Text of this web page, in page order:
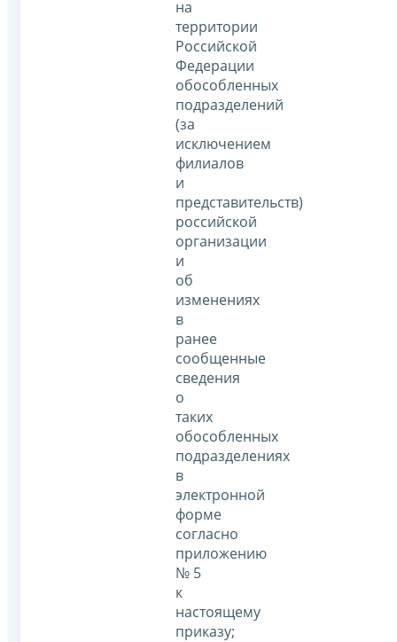
на
территории
Российской
Федерации
обособленных
подразделений
(за
исключением
филиалов
и
представительств)
российской
организации
и
об
изменениях
в
ранее
сообщенные
сведения
о
таких
обособленных
подразделениях
в
электронной
форме
согласно
приложению
№ 5
к
настоящему
приказу;